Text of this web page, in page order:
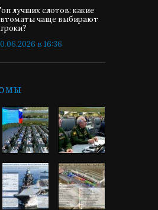
лучших слотов: какие
чаще выбирают
в 16:36